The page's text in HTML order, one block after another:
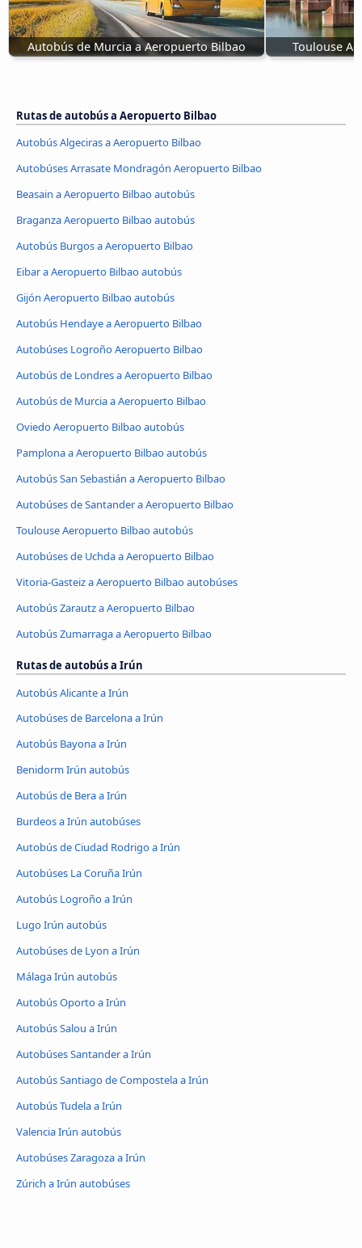
Autobús de Murcia a Aeropuerto Bilbao Toulouse
Rutas de autobús a Aeropuerto Bilbao
Autobús Algeciras a Aeropuerto Bilbao
Autobúses Arrasate Mondragón Aeropuerto Bilbao
Beasain a Aeropuerto Bilbao autobús
Braganza Aeropuerto Bilbao autobús
Autobús Burgos a Aeropuerto Bilbao
Eibar a Aeropuerto Bilbao autobús
Gijón Aeropuerto Bilbao autobús
Autobús Hendaye a Aeropuerto Bilbao
Autobúses Logroño Aeropuerto Bilbao
Autobús de Londres a Aeropuerto Bilbao
Autobús de Murcia a Aeropuerto Bilbao
Oviedo Aeropuerto Bilbao autobús
Pamplona a Aeropuerto Bilbao autobús
Autobús San Sebastián a Aeropuerto Bilbao
Autobúses de Santander a Aeropuerto Bilbao
Toulouse Aeropuerto Bilbao autobús
Autobúses de Uchda a Aeropuerto Bilbao
Vitoria-Gasteiz a Aeropuerto Bilbao autobúses
Autobús Zarautz a Aeropuerto Bilbao
Autobús Zumarraga a Aeropuerto Bilbao
Rutas de autobús a Irún
Autobús Alicante a Irún
Autobúses de Barcelona a Irún
Autobús Bayona a Irún
Benidorm Irún autobús
Autobús de Bera a Irún
Burdeos a Irún autobúses
Autobús de Ciudad Rodrigo a Irún
Autobúses La Coruña Irún
Autobús Logroño a Irún
Lugo Irún autobús
Autobúses de Lyon a Irún
Málaga Irún autobús
Autobús Oporto a Irún
Autobús Salou a Irún
Autobúses Santander a Irún
Autobús Santiago de Compostela a Irún
Autobús Tudela a Irún
Valencia Irún autobús
Autobúses Zaragoza a Irún
Zúrich a Irún autobúses